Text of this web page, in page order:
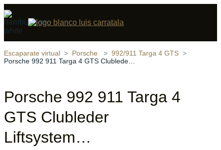
‹ ›
Compartir
Escaparate virtual Porsche
992/911 Targa 4 GTS
Porsche 992 911 Targa 4
GTS Clubleder
Liftsystem…